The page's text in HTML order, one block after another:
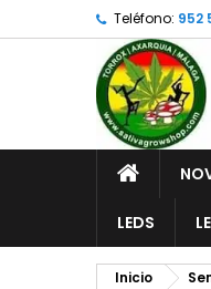
Teléfono: 952
INICIO
LEDS
Inicio